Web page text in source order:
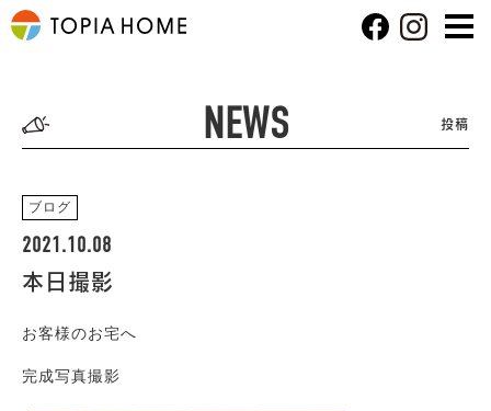
NEWS 投稿
ブログ
2021.10.08
本日撮影
お客様のお宅へ
完成写真撮影